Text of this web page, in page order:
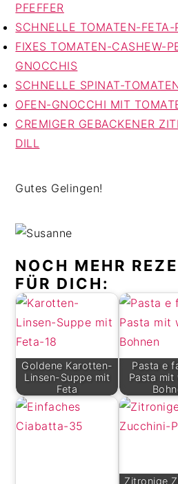
PFEFFER
SCHNELLE TOMATEN-FETA-
FIXES TOMATEN-CASHEW-
GNOCCHIS
SCHNELLE SPINAT-
OFEN-GNOCCHI MIT
CREMIGER GEBACKENER
DILL
Gutes Gelingen!
NOCH MEHR
FÜR DICH:
Goldene Karotten-
Linsen-Suppe mit
Feta
Pasta e
Pasta mit
Zitronige